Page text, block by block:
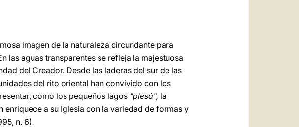
imagen de la naturaleza circundante para
las aguas transparentes se refleja la majestuosa
del Creador. Desde las laderas del sur de las
del rito oriental han convivido con los
como los pequeños lagos "plesá", la
enriquece a su Iglesia con la variedad de formas y
n. 6).